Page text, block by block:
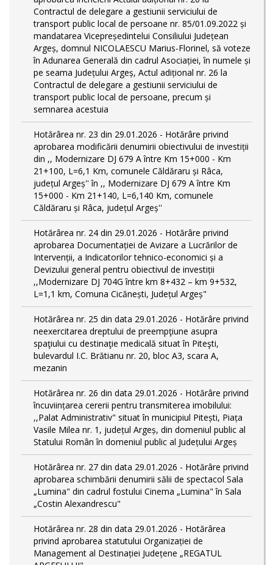
Contractul de delegare a gestiunii serviciului de
transport public local de persoane nr. 85/01.09.2022 și
mandatarea Vicepreședintelui Consiliului Județean
Argeș, domnul NICOLAESCU Marius-Florinel, să voteze
în Adunarea Generală din cadrul Asociației, în numele și
pe seama Județului Argeș, Actul adițional nr. 26 la
Contractul de delegare a gestiunii serviciului de
transport public local de persoane, precum și
semnarea acestuia
Hotărârea nr. 23 din 29.01.2026 - Hotărâre privind
aprobarea modificării denumirii obiectivului de investiții
din ,, Modernizare DJ 679 A între Km 15+000 - Km
21+100, L=6,1 Km, comunele Căldăraru și Râca,
județul Argeș'' în ,, Modernizare DJ 679 A între Km
15+000 - Km 21+140, L=6,140 Km, comunele
Căldăraru și Râca, județul Argeș''
Hotărârea nr. 24 din 29.01.2026 - Hotărâre privind
aprobarea Documentației de Avizare a Lucrărilor de
Intervenții, a Indicatorilor tehnico-economici și a
Devizului general pentru obiectivul de investiții
,,Modernizare DJ 704G între km 8+432 – km 9+532,
L=1,1 km, Comuna Cicănești, Județul Argeș"
Hotărârea nr. 25 din data 29.01.2026 - Hotărâre privind
neexercitarea dreptului de preempţiune asupra
spaţiului cu destinaţie medicală situat în Piteşti,
bulevardul I.C. Brătianu nr. 20, bloc A3, scara A,
mezanin
Hotărârea nr. 26 din data 29.01.2026 - Hotărâre privind
încuviințarea cererii pentru transmiterea imobilului:
,,Palat Administrativ" situat în municipiul Pitești, Piața
Vasile Milea nr. 1, județul Argeș, din domeniul public al
Statului Român în domeniul public al Județului Argeș
Hotărârea nr. 27 din data 29.01.2026 - Hotărâre privind
aprobarea schimbării denumirii sălii de spectacol Sala
„Lumina" din cadrul fostului Cinema „Lumina" în Sala
„Costin Alexandrescu"
Hotărârea nr. 28 din data 29.01.2026 - Hotărârea
privind aprobarea statutului Organizației de
Management al Destinației Județene „REGATUL